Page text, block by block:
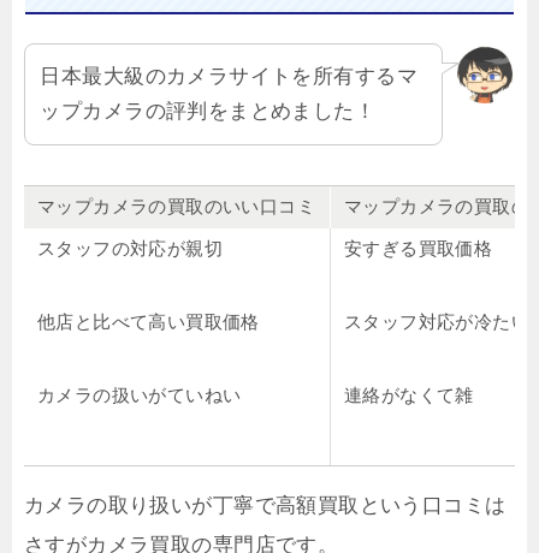
日本最大級のカメラサイトを所有するマ
ップカメラの評判をまとめました！
マップカメラの買取のいい口コミ マップカメラの買取の
スタッフの対応が親切
他店と比べて高い買取価格
カメラの扱いがていねい
安すぎる買取価格
スタッフ対応が冷たい
連絡がなくて雑
カメラの取り扱いが丁寧で高額買取という口コミは
さすがカメラ買取の専門店です。